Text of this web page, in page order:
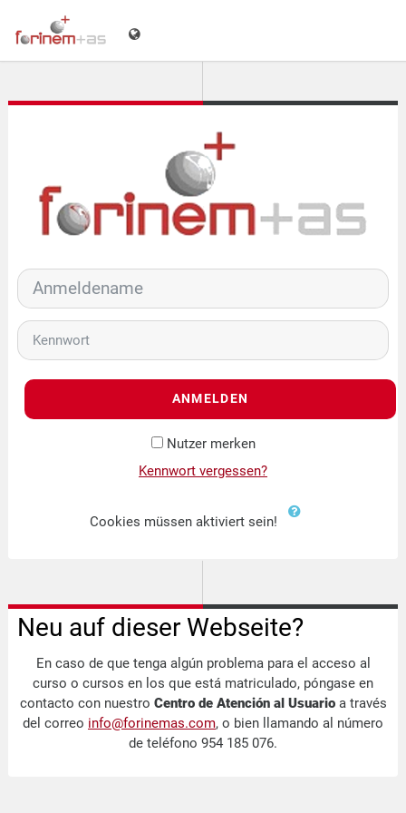
Anmeldename
Kennwort
ANMELDEN
Nutzer merken
Kennwort vergessen?
Cookies müssen aktiviert sein!
Neu auf dieser Webseite?
En caso de que tenga algún problema para el acceso al
curso o cursos en los que está matriculado, póngase en
contacto con nuestro Centro de Atención al Usuarioa través
del correo info@forinemas.com, o bien llamando al número
de teléfono 954 185 076.